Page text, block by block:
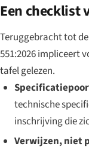
Een checklist
Teruggebracht tot
551:2026 impliceert
tafel gelezen.
technische
inschrijving die
Verwijzen, niet